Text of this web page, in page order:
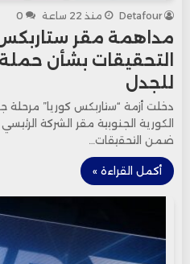
Detafour منذ 22 ساعة 0
مداهمة مقر
التحقيقات بشأن حملة
للجدل
دخلت أزمة “ستاربكس كوريا”
الكورية الجنوبية مقر الشركة
ضمن التحقيقات…
أكمل القراءة »